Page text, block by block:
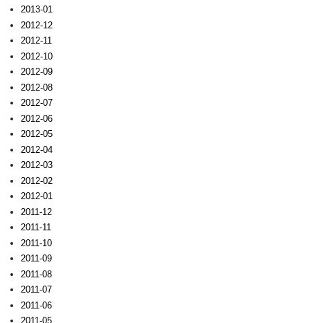
2013-01
2012-12
2012-11
2012-10
2012-09
2012-08
2012-07
2012-06
2012-05
2012-04
2012-03
2012-02
2012-01
2011-12
2011-11
2011-10
2011-09
2011-08
2011-07
2011-06
2011-05